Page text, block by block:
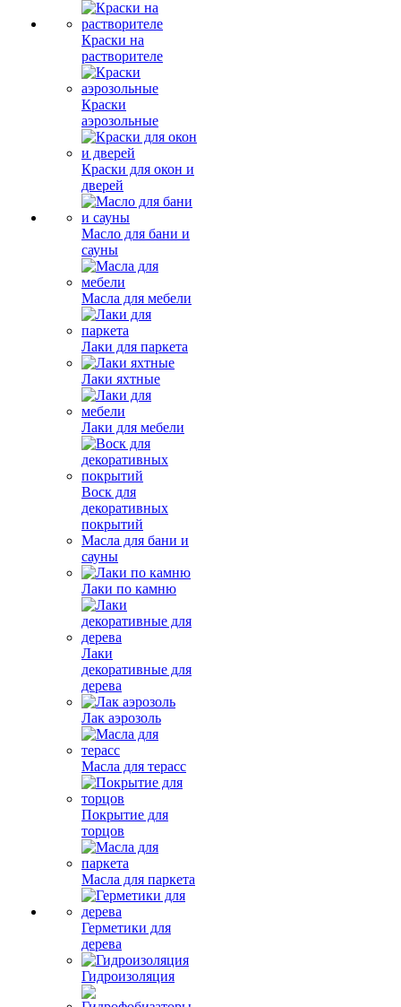
Краски на
растворителе
Краски
аэрозольные
Краски для окон и
дверей
Масло для бани и
сауны
Масла для мебели
Лаки для паркета
Лаки яхтные
Лаки для мебели
Воск для
декоративных
покрытий
Масла для бани и
сауны
Лаки по камню
Лаки
декоративные для
дерева
Лак аэрозоль
Масла для терасс
Покрытие для
торцов
Масла для паркета
Герметики для
дерева
Гидроизоляция